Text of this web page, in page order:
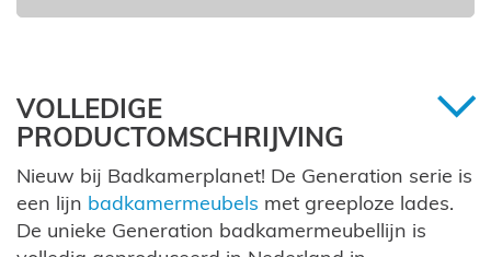
VOLLEDIGE
PRODUCTOMSCHRIJVING
Nieuw bij Badkamerplanet! De Generation serie is
een lijn badkamermeubels met greeploze lades.
De unieke Generation badkamermeubellijn is